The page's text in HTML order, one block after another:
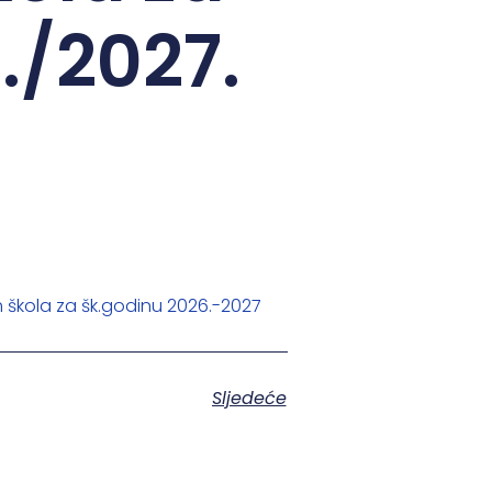
2027.
za šk.godinu 2026.-2027
Sljedeće